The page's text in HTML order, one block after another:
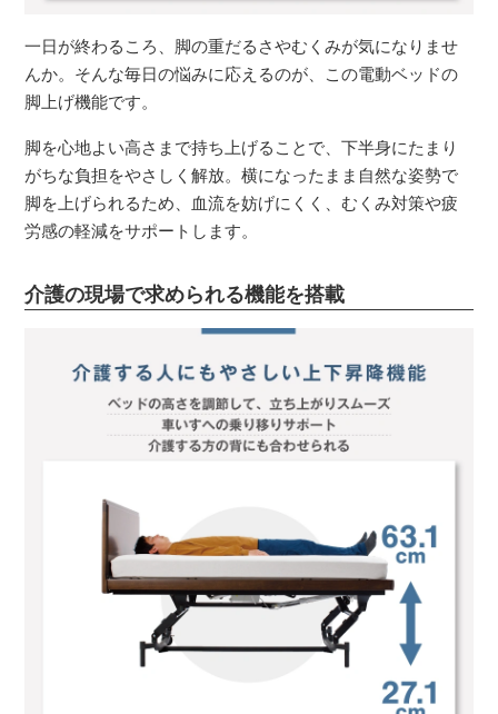
一日が終わるころ、脚の重だるさやむくみが気になりませ
んか。そんな毎日の悩みに応えるのが、この電動ベッドの
脚上げ機能です。
脚を心地よい高さまで持ち上げることで、下半身にたまり
がちな負担をやさしく解放。横になったまま自然な姿勢で
脚を上げられるため、血流を妨げにくく、むくみ対策や疲
労感の軽減をサポートします。
介護の現場で求められる機能を搭載